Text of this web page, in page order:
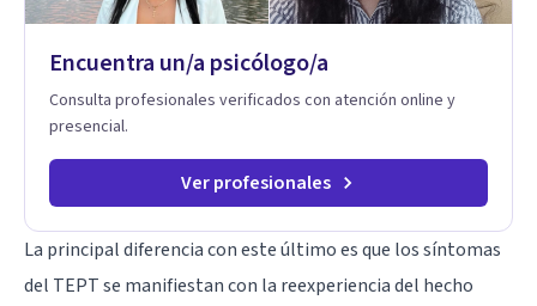
Encuentra un/a psicólogo/a
Consulta profesionales verificados con atención online y
presencial.
Ver profesionales
La principal diferencia con este último es que los síntomas
del TEPT se manifiestan con la reexperiencia del hecho